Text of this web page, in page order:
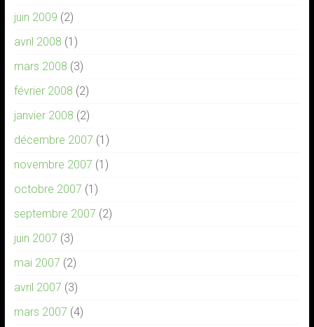
juin 2009 (2)
avril 2008 (1)
mars 2008 (3)
février 2008 (2)
janvier 2008 (2)
décembre 2007 (1)
novembre 2007 (1)
octobre 2007 (1)
septembre 2007 (2)
juin 2007 (3)
mai 2007 (2)
avril 2007 (3)
mars 2007 (4)